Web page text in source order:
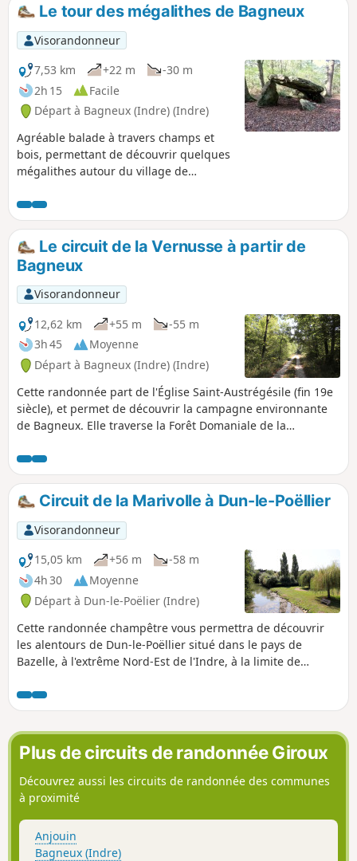
Le tour des mégalithes de Bagneux
Visorandonneur
7,53 km
+22 m
-30 m
2h 15
Facile
Départ à Bagneux (Indre) (Indre)
Agréable balade à travers champs et
bois, permettant de découvrir quelques
mégalithes autour du village de
l'Indre, notamment la Pierre Couverte
de Bué, dolmen néolithique classé
monument historique.
Le circuit de la Vernusse à partir de
Bagneux
Visorandonneur
12,62 km
+55 m
-55 m
3h 45
Moyenne
Départ à Bagneux (Indre) (Indre)
Cette randonnée part de l'Église Saint-Austrégésile (fin 19e
siècle), et permet de découvrir la campagne environnante
de Bagneux. Elle traverse la Forêt Domaniale de la
Circuit de la Marivolle à Dun-le-Poëllier
Visorandonneur
15,05 km
+56 m
-58 m
4h 30
Moyenne
Départ à Dun-le-Poëlier (Indre)
Cette randonnée champêtre vous permettra de découvrir
les alentours de Dun-le-Poëllier situé dans le pays de
Bazelle, à l'extrême Nord-Est de l'Indre, à la limite de
vous vous promènerez à travers les prairies de la vallée du
Fouzon et dans les magnifiques sous-bois des Tailles de
Ruines.
Plus de circuits de randonnée Giroux
Découvrez aussi les circuits de randonnée des communes
à proximité
Anjouin
Bagneux (Indre)